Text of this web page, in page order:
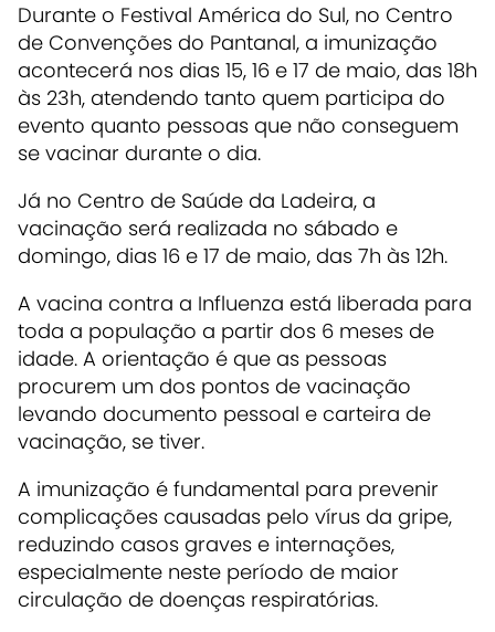
Durante o Festival América do Sul, no Centro
de Convenções do Pantanal, a imunização
acontecerá nos dias 15, 16 e 17 de maio, das 18h
às 23h, atendendo tanto quem participa do
evento quanto pessoas que não conseguem
se vacinar durante o dia.
Já no Centro de Saúde da Ladeira, a
vacinação será realizada no sábado e
domingo, dias 16 e 17 de maio, das 7h às 12h.
A vacina contra a Influenza está liberada para
toda a população a partir dos 6 meses de
idade. A orientação é que as pessoas
procurem um dos pontos de vacinação
levando documento pessoal e carteira de
vacinação, se tiver.
A imunização é fundamental para prevenir
complicações causadas pelo vírus da gripe,
reduzindo casos graves e internações,
especialmente neste período de maior
circulação de doenças respiratórias.